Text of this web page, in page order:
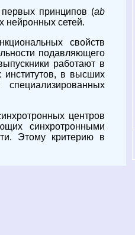
принципов (ab
нейронных сетей.
свойств
подавляющего
работают в
институтов, в высших
центров
синхротронными
Этому критерию в